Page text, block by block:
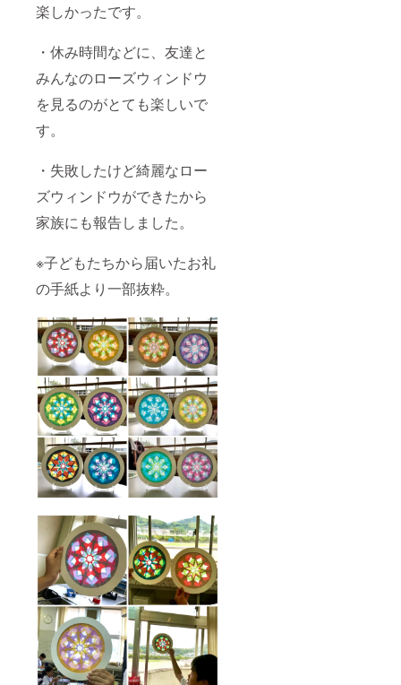
楽しかったです。
・休み時間などに、友達と
みんなのローズウィンドウ
を見るのがとても楽しいで
す。
・失敗したけど綺麗なロー
ズウィンドウができたから
家族にも報告しました。
※子どもたちから届いたお礼
の手紙より一部抜粋。